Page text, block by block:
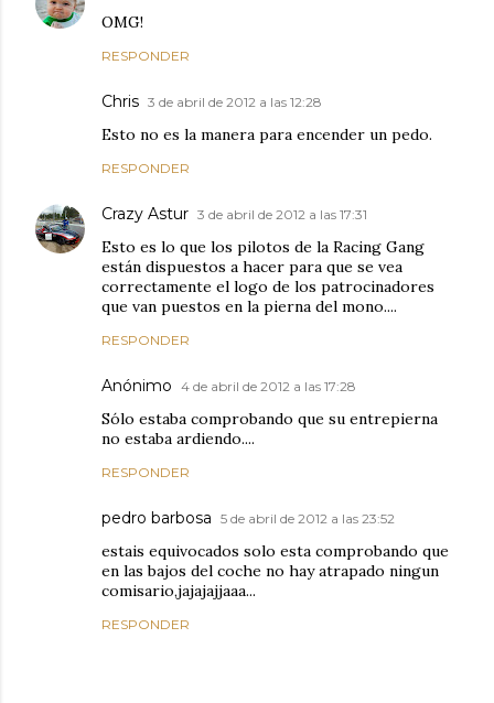
OMG!
RESPONDER
Chris 3 de abril de 2012 a las 12:28
Esto no es la manera para encender un pedo.
RESPONDER
Crazy Astur 3 de abril de 2012 a las 17:31
Esto es lo que los pilotos de la Racing Gang
están dispuestos a hacer para que se vea
correctamente el logo de los patrocinadores
que van puestos en la pierna del mono....
RESPONDER
Anónimo 4 de abril de 2012 a las 17:28
Sólo estaba comprobando que su entrepierna
no estaba ardiendo....
RESPONDER
pedro barbosa 5 de abril de 2012 a las 23:52
estais equivocados solo esta comprobando que
en las bajos del coche no hay atrapado ningun
comisario,jajajajjaaa...
RESPONDER